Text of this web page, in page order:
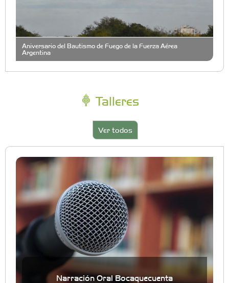
Aniversario del Bautismo de Fuego de la Fuerza Aérea
Argentina
Talleres
Ver todos
Narración Oral Bocaquecuenta